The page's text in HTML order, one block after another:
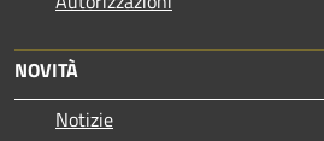
NOVITÀ
Notizie